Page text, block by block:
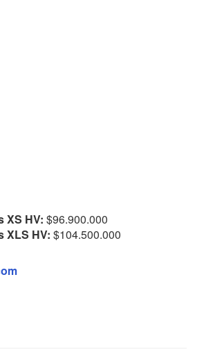
XS HV: $96.900.000
XLS HV: $104.500.000